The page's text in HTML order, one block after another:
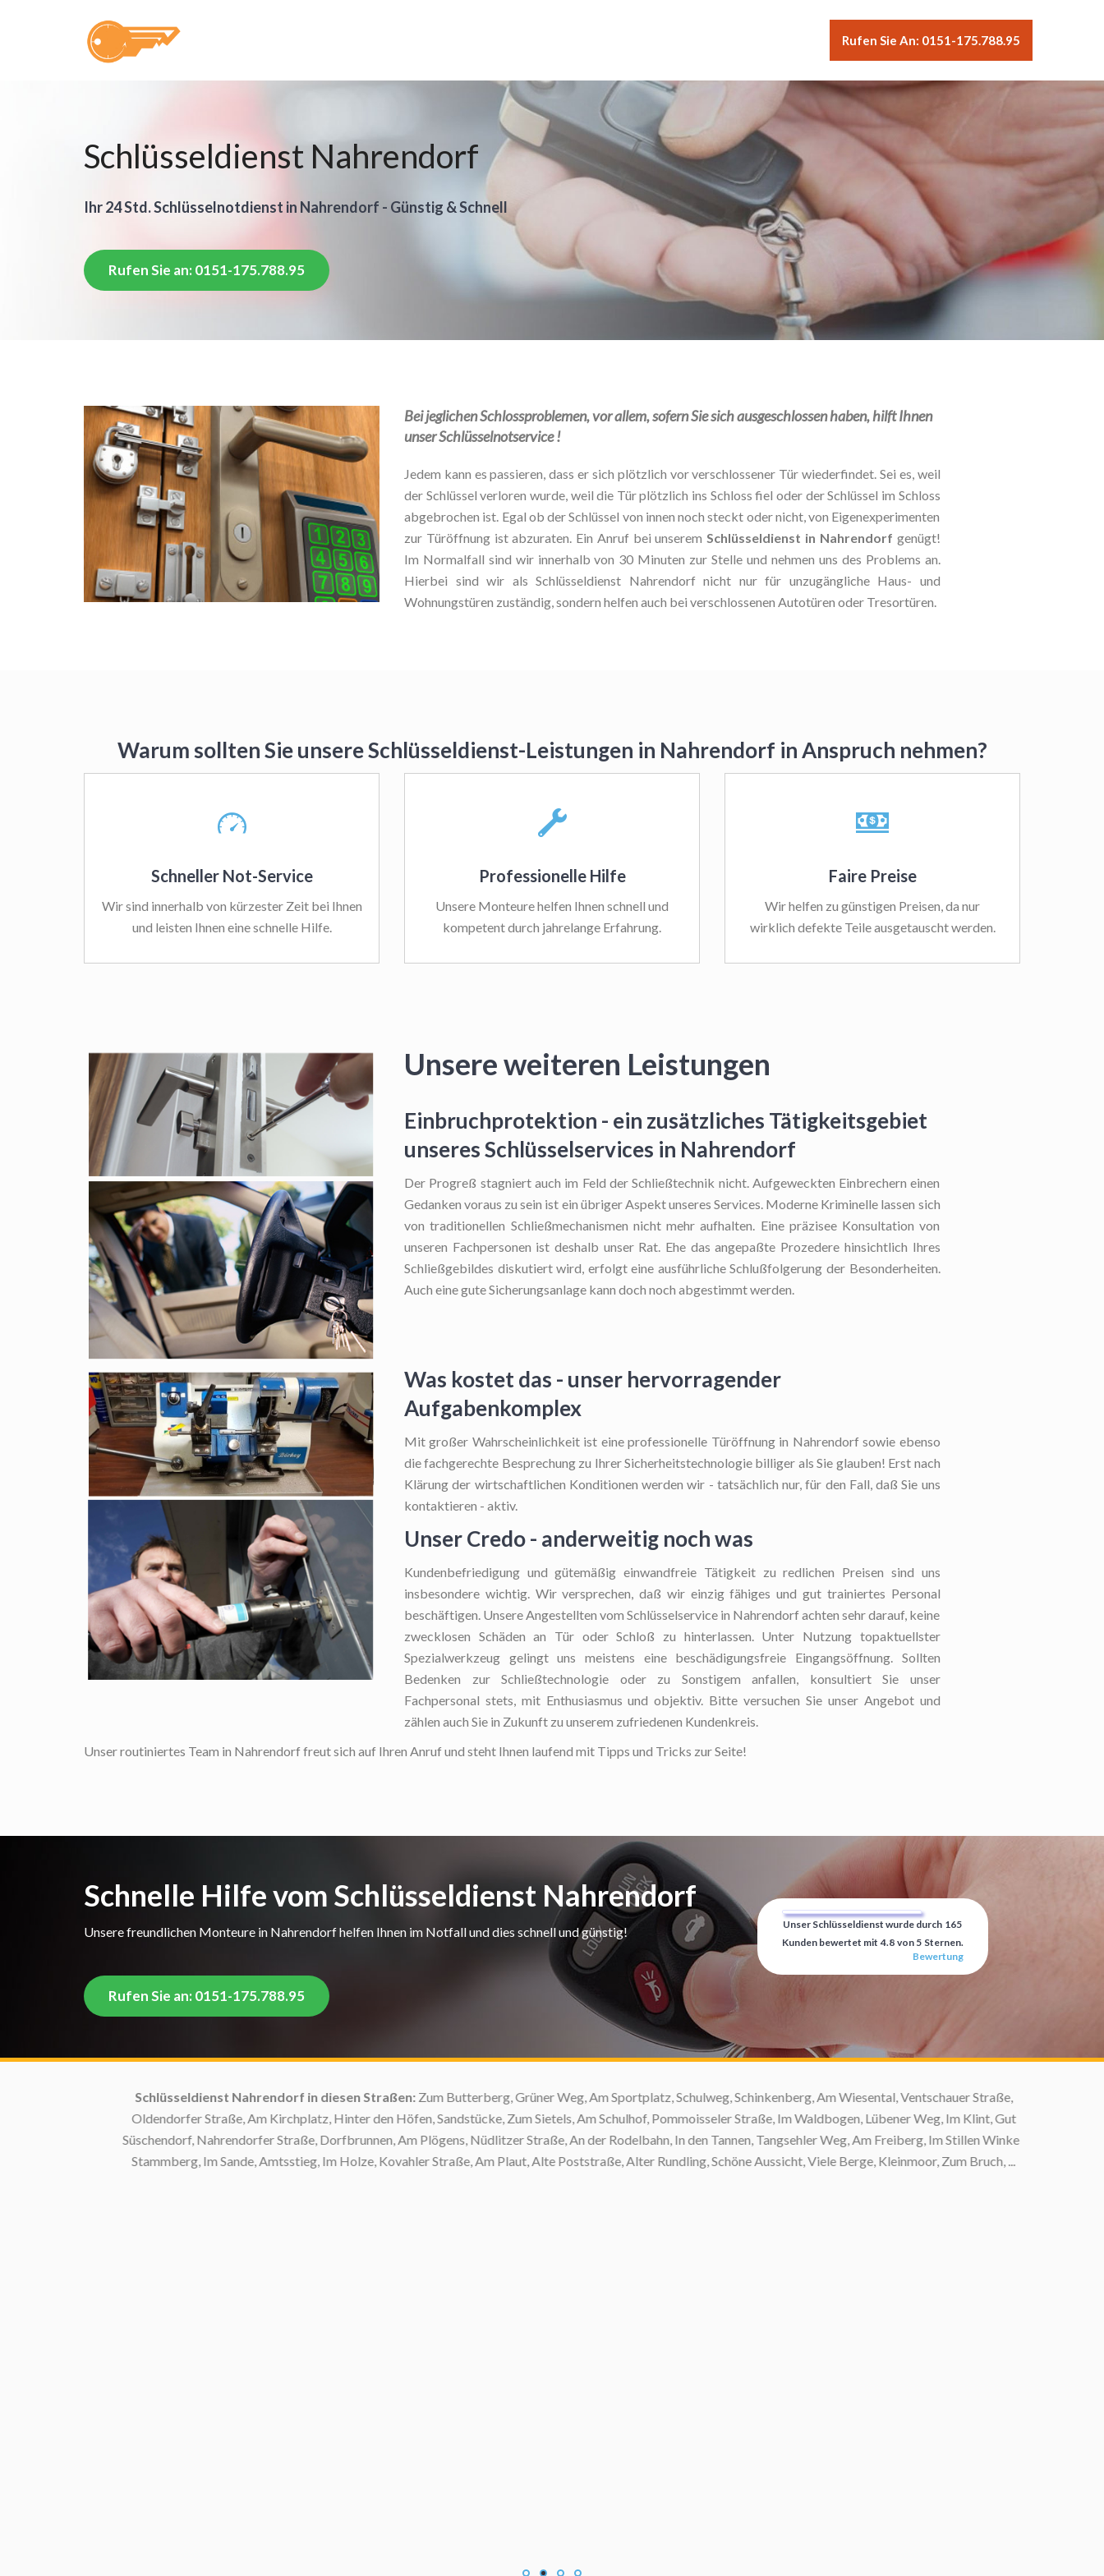
Rufen Sie An: 0151-175.788.95
Schlüsseldienst Nahrendorf
Ihr 24 Std. Schlüsselnotdienst in Nahrendorf - Günstig & Schnell
Rufen Sie an: 0151-175.788.95
Bei jeglichen Schlossproblemen, vor allem, sofern Sie sich ausgeschlossen haben, hilft Ihnen
unser Schlüsselnotservice !
Jedem kann es passieren, dass er sich plötzlich vor verschlossener Tür wiederfindet. Sei es, weil
der Schlüssel verloren wurde, weil die Tür plötzlich ins Schloss fiel oder der Schlüssel im Schloss
abgebrochen ist. Egal ob der Schlüssel von innen noch steckt oder nicht, von Eigenexperimenten
zur Türöffnung ist abzuraten. Ein Anruf bei unseremSchlüsseldienst in Nahrendorf genügt!
Im Normalfall sind wir innerhalb von 30 Minuten zur Stelle und nehmen uns des Problems an.
Hierbei sind wir als Schlüsseldienst Nahrendorf nicht nur für unzugängliche Haus- und
Wohnungstüren zuständig, sondern helfen auch bei verschlossenen Autotüren oder Tresortüren.
Warum sollten Sie unsere Schlüsseldienst-Leistungen in Nahrendorf in Anspruch nehmen?
Schneller Not-Service
Wir sind innerhalb von kürzester Zeit bei Ihnen
und leisten Ihnen eine schnelle Hilfe.
Professionelle Hilfe
Unsere Monteure helfen Ihnen schnell und
kompetent durch jahrelange Erfahrung.
Faire Preise
Wir helfen zu günstigen Preisen, da nur
wirklich defekte Teile ausgetauscht werden.
Unsere weiteren Leistungen
Einbruchprotektion - ein zusätzliches Tätigkeitsgebiet
unseres Schlüsselservices in Nahrendorf
Der Progreß stagniert auch im Feld der Schließtechnik nicht. Aufgeweckten Einbrechern einen
Gedanken voraus zu sein ist ein übriger Aspekt unseres Services. Moderne Kriminelle lassen sich
von traditionellen Schließmechanismen nicht mehr aufhalten. Eine präzisee Konsultation von
unseren Fachpersonen ist deshalb unser Rat. Ehe das angepaßte Prozedere hinsichtlich Ihres
Schließgebildes diskutiert wird, erfolgt eine ausführliche Schlußfolgerung der Besonderheiten.
Auch eine gute Sicherungsanlage kann doch noch abgestimmt werden.
Was kostet das - unser hervorragender
Aufgabenkomplex
Mit großer Wahrscheinlichkeit ist eine professionelle Türöffnung in Nahrendorf sowie ebenso
die fachgerechte Besprechung zu Ihrer Sicherheitstechnologie billiger als Sie glauben! Erst nach
Klärung der wirtschaftlichen Konditionen werden wir - tatsächlich nur, für den Fall, daß Sie uns
kontaktieren - aktiv.
Unser Credo - anderweitig noch was
Kundenbefriedigung und gütemäßig einwandfreie Tätigkeit zu redlichen Preisen sind uns
insbesondere wichtig. Wir versprechen, daß wir einzig fähiges und gut trainiertes Personal
beschäftigen. Unsere Angestellten vom Schlüsselservice in Nahrendorf achten sehr darauf, keine
zwecklosen Schäden an Tür oder Schloß zu hinterlassen. Unter Nutzung topaktuellster
Spezialwerkzeug gelingt uns meistens eine beschädigungsfreie Eingangsöffnung. Sollten
Bedenken zur Schließtechnologie oder zu Sonstigem anfallen, konsultiert Sie unser
Fachpersonal stets, mit Enthusiasmus und objektiv. Bitte versuchen Sie unser Angebot und
zählen auch Sie in Zukunft zu unserem zufriedenen Kundenkreis.
Unser routiniertes Team in Nahrendorf freut sich auf Ihren Anruf und steht Ihnen laufend mit Tipps und Tricks zur Seite!
Schnelle Hilfe vom Schlüsseldienst Nahrendorf
Unsere freundlichen Monteure in Nahrendorf helfen Ihnen im Notfall und dies schnell und günstig!
Rufen Sie an: 0151-175.788.95
Unser Schlüsseldienst wurde durch 165
Kunden bewertet mit 4.8 von 5 Sternen.
Bewertung
Schlüsseldienst Nahrendorf in diesen Straßen:Zum Butterberg, Grüner Weg, Am Sportplatz, Schulweg, Schinkenberg, Am Wiesental, Ventschauer Straße,
Oldendorfer Straße, Am Kirchplatz, Hinter den Höfen, Sandstücke, Zum Sietels, Am Schulhof, Pommoisseler Straße, Im Waldbogen, Lübener Weg, Im Klint, Gut
Süschendorf, Nahrendorfer Straße, Dorfbrunnen, Am Plögens, Nüdlitzer Straße, An der Rodelbahn, In den Tannen, Tangsehler Weg, Am Freiberg, Im Stillen Winkel,
Stammberg, Im Sande, Amtsstieg, Im Holze, Kovahler Straße, Am Plaut, Alte Poststraße, Alter Rundling, Schöne Aussicht, Viele Berge, Kleinmoor, Zum Bruch, ...